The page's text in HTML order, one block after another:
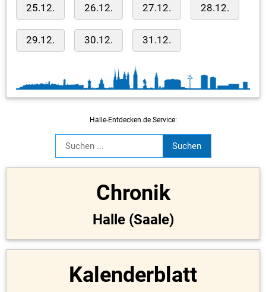
25.12. 26.12. 27.12. 28.12.
29.12. 30.12. 31.12.
Halle-Entdecken.de Service:
Chronik
Halle (Saale)
Kalenderblatt